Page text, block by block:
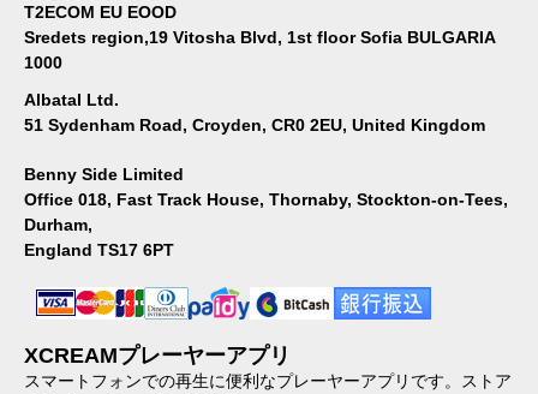
T2ECOM EU EOOD
Sredets region,19 Vitosha Blvd, 1st floor Sofia BULGARIA
1000
Albatal Ltd.
51 Sydenham Road, Croyden, CR0 2EU, United Kingdom
Benny Side Limited
Office 018, Fast Track House, Thornaby, Stockton-on-Tees,
Durham,
England TS17 6PT
XCREAMプレーヤーアプリ
スマートフォンでの再生に便利なプレーヤーアプリです。ストア